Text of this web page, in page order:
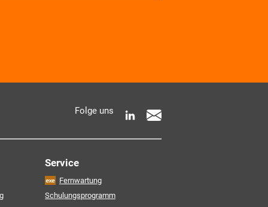
Datenschutzbedingungen
zur Verarbeitung meiner
Friendly Captcha
Folge uns
Service
Fernwartung
Schulungsprogramm